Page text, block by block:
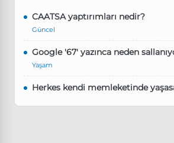
CAATSA yaptırımları nedir?
Güncel
Google '67' yazınca neden
Yaşam
Herkes kendi memleketinde